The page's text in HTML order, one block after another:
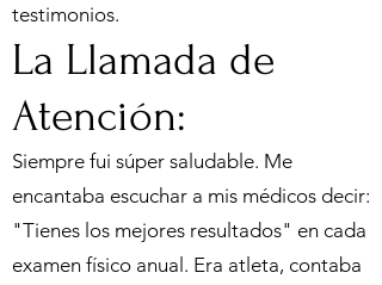
testimonios.
La Llamada de
Atención:
Siempre fui súper saludable. Me
encantaba escuchar a mis médicos decir:
"Tienes los mejores resultados" en cada
examen físico anual. Era atleta, contaba